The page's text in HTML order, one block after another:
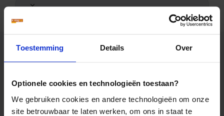
Toestemming Details Over
Optionele cookies en technologieën toestaan?
We gebruiken cookies en andere technologieën om onze
site betrouwbaar te laten werken, om ons in staat te
Kirgizië
Geen informatie over verlengingen beschikbaar